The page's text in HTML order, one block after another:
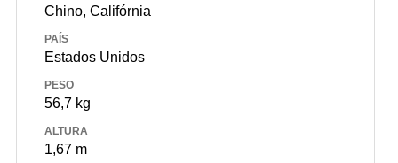
Chino, Califórnia
PAÍS
Estados Unidos
PESO
56,7 kg
ALTURA
1,67 m